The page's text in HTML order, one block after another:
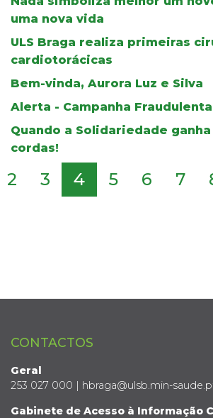
uma nova vida
ULS Braga realiza primeiras
cardiotorácicas
Bem-vinda, Aurora Luz e Silva
Alerta - Campanha Fraudulenta
Quando a Solidariedade ganha
cordas!
2 3 4 5 6 7
CONTACTOS
Geral
253 027 000 | hbraga@ulsb.min-
Gabinete de Acesso à Informação